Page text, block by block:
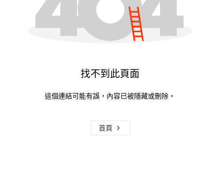
找不到此頁面
這個連結可能有誤，內容已被隱藏或刪除。
首頁